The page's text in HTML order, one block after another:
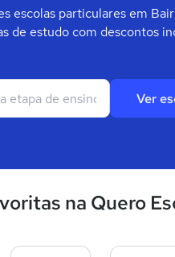
escolas particulares em
de estudo com descontos
Ver
na Quero